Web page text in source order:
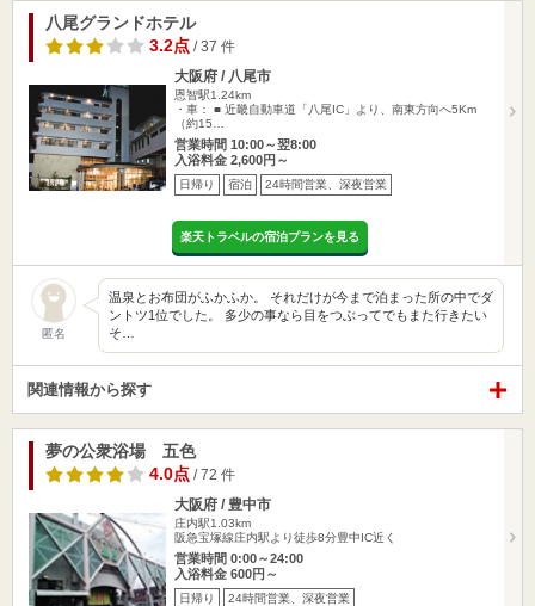
八尾グランドホテル
3.2点 / 37 件
大阪府 / 八尾市
恩智駅1.24km
・車： ■ 近畿自動車道「八尾IC」より、南東方向へ5Km
（約15…
営業時間 10:00～翌8:00
入浴料金 2,600円～
日帰り 宿泊 24時間営業、深夜営業
楽天トラベルの宿泊プランを見る
匿名
温泉とお布団がふかふか。 それだけが今まで泊まった所の中でダ
ントツ1位でした。 多少の事なら目をつぶってでもまた行きたい
そ…
関連情報から探す
夢の公衆浴場 五色
4.0点 / 72 件
大阪府 / 豊中市
庄内駅1.03km
阪急宝塚線庄内駅より徒歩8分豊中IC近く
営業時間 0:00～24:00
入浴料金 600円～
日帰り 24時間営業、深夜営業